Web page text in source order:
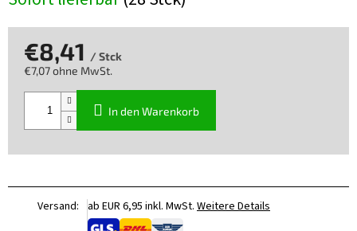
€8,41 / Stck
€7,07 ohne MwSt.
In den Warenkorb
Versand: ab EUR 6,95 inkl. MwSt. Weitere Details